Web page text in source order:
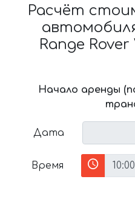
Расчёт
Range Rover
Начало аренды
Дата
Время